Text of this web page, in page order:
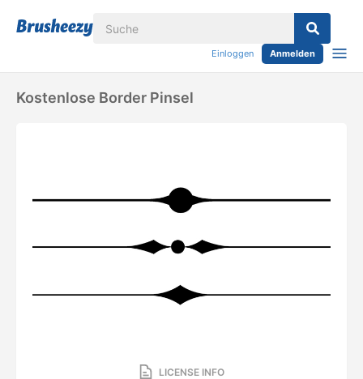
Einloggen Anmelden
Kostenlose Border Pinsel
LICENSE INFO